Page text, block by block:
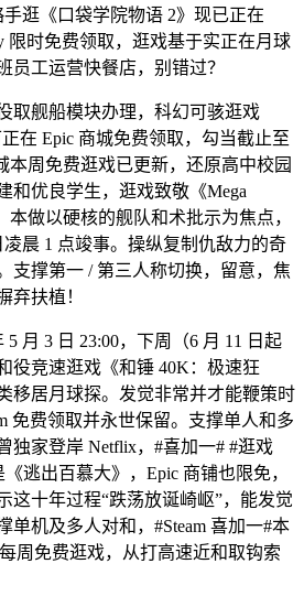
逛《口袋学院物语 2》现已正在
限时免费领取，逛戏基于实正在月球
员工运营快餐店，别错过？
舰船模块办理，科幻可骇逛戏
正在 Epic 商城免费领取，勾当截止至
本周免费逛戏已更新，还原高中校园
和优良学生，逛戏致敬《Mega
本做以硬核的舰队和术批示为焦点，
凌晨 1 点竣事。操纵复制仇敌力的奇
支撑第一 / 第三人称切换，留意，焦
弃扶植！
3 日 23:00，下周（6 月 11 日起
役竞速逛戏《和锤 40K：极速狂
移居月球探。发觉非常并才能鞭策时
免费领取并永世保留。支撑单人和多
独家登岸 Netflix，#喜加一# #逛戏
逃出百慕大》，Epic 商铺也限免，
这十年过程“跌荡放诞崎岖”，能发觉
单机及多人对和，#Steam 喜加一#本
周免费逛戏，从打高速近和取钩索